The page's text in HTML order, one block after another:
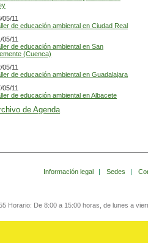
05/11
de educación ambiental en Ciudad Real
05/11
de educación ambiental en San
(Cuenca)
05/11
de educación ambiental en Guadalajara
05/11
de educación ambiental en Albacete
de Agenda
Información legal | Sedes |
Horario: De 8:00 a 15:00 horas, de lunes a